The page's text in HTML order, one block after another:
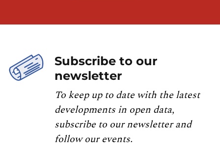
Subscribe to our
newsletter
To keep up to date with the latest
developments in open data,
subscribe to our newsletter and
follow our events.